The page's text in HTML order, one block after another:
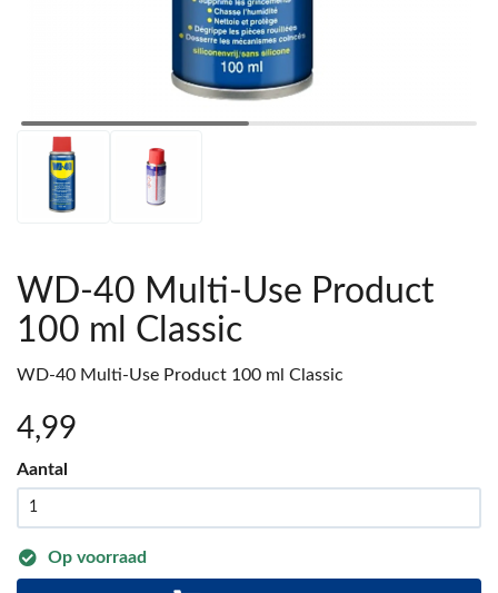
WD-40 Multi-Use Product
100 ml Classic
WD-40 Multi-Use Product 100 ml Classic
4,99
Aantal
Op voorraad